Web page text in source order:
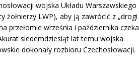
wojska Układu Warszawskiego
żołnierzy LWP), aby ją zawrócić z „drogi
przełomie września i października czeka
siedemdziesiąt lat temu wojska
dokonały rozbioru Czechosłowacji.